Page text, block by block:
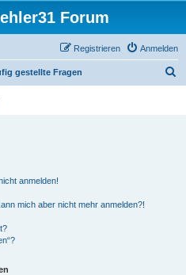
Forum
Anmelden
Registrieren
gestellte Fragen
anmelden!
mich aber nicht mehr anmelden?!